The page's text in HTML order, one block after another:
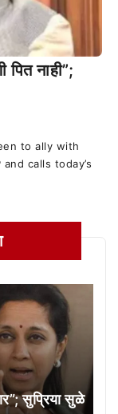
पित नाही”;
to ally with
calls today’s
सुप्रिया सुळे